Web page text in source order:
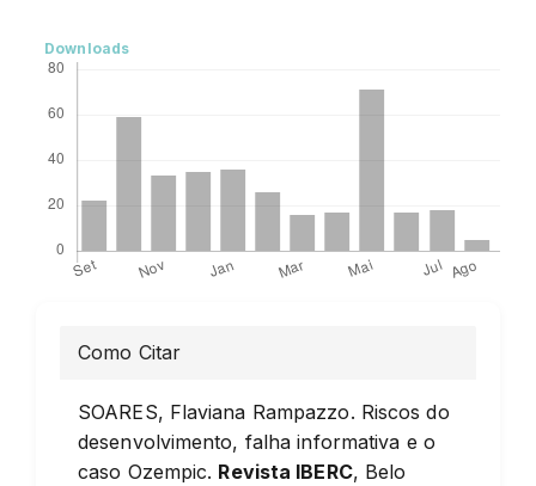
Downloads
Detalhes
do
artigo
Como Citar
SOARES, Flaviana Rampazzo. Riscos do
desenvolvimento, falha informativa e o
caso Ozempic. Revista IBERC, Belo